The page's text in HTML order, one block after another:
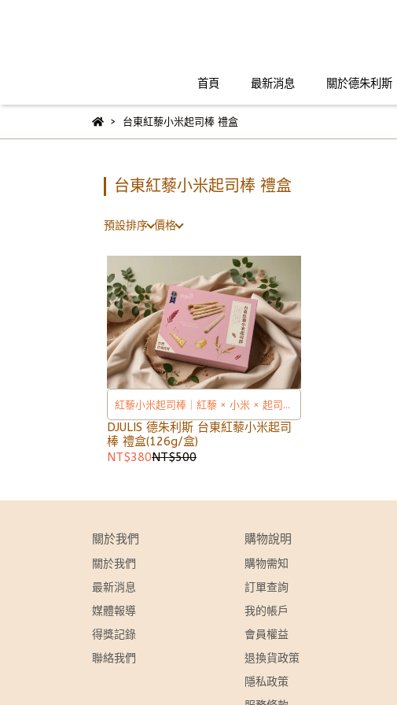
首頁 最新消息 關於德朱利斯
台東紅藜小米起司棒 禮盒
台東紅藜小米起司棒 禮盒
預設排序 價格
紅藜小米起司棒｜紅藜 × 小米 × 起司，
鹹香酥脆的台東名產穀物點心
DJULIS 德朱利斯 台東紅藜小米起司
棒 禮盒(126g/盒)
NT$380NT$500
關於我們
關於我們
最新消息
媒體報導
得獎記錄
聯絡我們
購物說明
購物需知
訂單查詢
我的帳戶
會員權益
退換貨政策
隱私政策